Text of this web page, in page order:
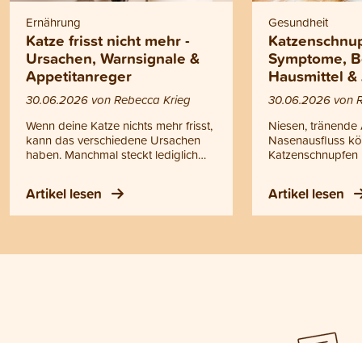
Ernährung
Katze frisst nicht mehr -
Ursachen, Warnsignale &
Appetitanreger
30.06.2026 von Rebecca Krieg
Wenn deine Katze nichts mehr frisst,
kann das verschiedene Ursachen
haben. Manchmal steckt lediglich
auch gesundheitliche Probleme die
Ursache sein. Doch wann helfen
solltest du zum Tierarzt gehen?
Artikel lesen
Gesundheit
Symptome,
Hausmittel
30.06.2026 von
Niesen,
Nasenausfluss
ansteckende
oberen
geschwächte
untersucht
Artikel lesen